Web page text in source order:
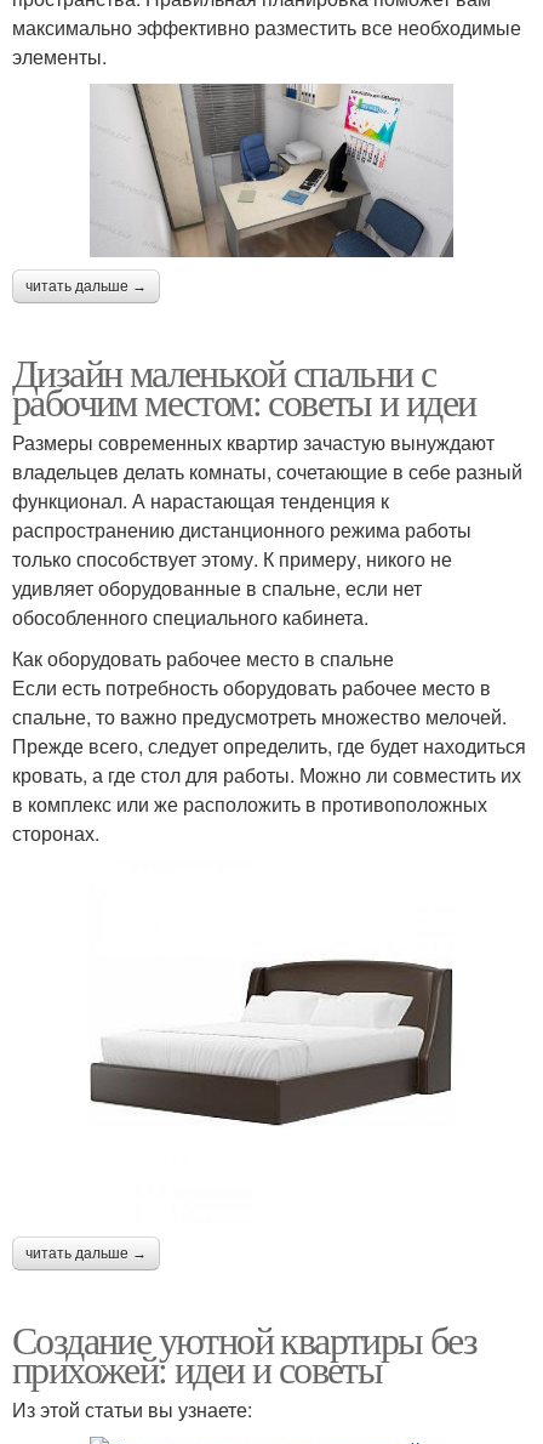
максимально эффективно разместить все необходимые
элементы.
читать дальше →
Дизайн маленькой спальни с
рабочим местом: советы и идеи
Размеры современных квартир зачастую вынуждают
владельцев делать комнаты, сочетающие в себе разный
функционал. А нарастающая тенденция к
распространению дистанционного режима работы
только способствует этому. К примеру, никого не
удивляет оборудованные в спальне, если нет
обособленного специального кабинета.
Как оборудовать рабочее место в спальне
Если есть потребность оборудовать рабочее место в
спальне, то важно предусмотреть множество мелочей.
Прежде всего, следует определить, где будет находиться
кровать, а где стол для работы. Можно ли совместить их
в комплекс или же расположить в противоположных
сторонах.
читать дальше →
Создание уютной квартиры без
прихожей: идеи и советы
Из этой статьи вы узнаете: